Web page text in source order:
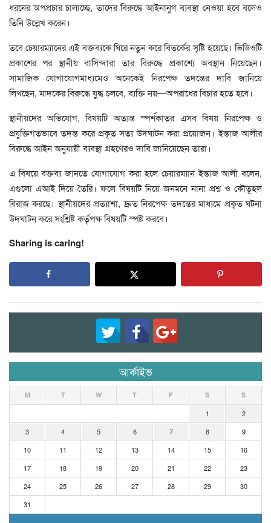
ধরনের অপপ্রচার চালাচ্ছে, তাদের বিরুদ্ধে আইনানুগ ব্যবস্থা নেওয়া হবে বলেও
তিনি উল্লেখ করেন।
তবে চেয়ারম্যানের এই বক্তব্যকে ঘিরে নতুন করে বিতর্কের সৃষ্টি হয়েছে। ভিডিওটি
প্রকাশের পর স্থানীয় বাসিন্দারা তার বিরুদ্ধে প্রকাশ্যে অবস্থান নিয়েছেন।
সামাজিক যোগাযোগমাধ্যমেও অনেকেই নিরপেক্ষ তদন্তের দাবি জানিয়ে
লিখছেন, মাদকের বিরুদ্ধে যুদ্ধ চলবে, ব্যক্তি নয়—অপরাধের বিচার হতে হবে।
স্থানীয়দের অভিযোগ, বিষয়টি অত্যন্ত স্পর্শকাতর এসব বিষয় নিরপেক্ষ ও
প্রযুক্তিগতভাবে তদন্ত করে প্রকৃত সত্য উদঘাটন করা প্রয়োজন। ইন্তাজ আলীর
বিরুদ্ধে আইন অনুযায়ী ব্যবস্থা গ্রহণেরও দাবি জানিয়েছেন তারা।
এ বিষয়ে বক্তব্য জানতে যোগাযোগ করা হলে চেয়ারম্যান ইন্তাজ আলী বলেন,
এগুলো এআই দিয়ে তৈরি। ফলে বিষয়টি নিয়ে জনমনে নানা প্রশ্ন ও কৌতূহল
বিরাজ করছে। স্থানীয়দের প্রত্যাশা, দ্রুত নিরপেক্ষ তদন্তের মাধ্যমে প্রকৃত ঘটনা
উদঘাটন করে সংশ্লিষ্ট কর্তৃপক্ষ বিষয়টি স্পষ্ট করবে।
Sharing is caring!
আর্কাইভ
M T W T F S S
1
2
3
4 5 6 7 8
9
10
11 12 13 14 15
16
17
18 19 20 21 22
23
24
25 26 27 28 29
30
31